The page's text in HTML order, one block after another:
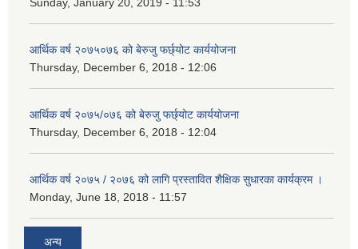
आर्थिक वर्ष २०७५०७६ को बेरुजु फर्छ्योट कार्ययोजना
Thursday, December 6, 2018 - 12:06
आर्थिक वर्ष २०७५/०७६ को बेरुजु फर्छ्योट कार्ययोजना
Thursday, December 6, 2018 - 12:04
आर्थिक वर्ष २०७५ / २०७६ को लागि प्रस्तावित शैक्षिक सुधारका कार्यक्रम ।
Monday, June 18, 2018 - 11:57
अन्य